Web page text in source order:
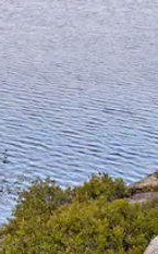
je de